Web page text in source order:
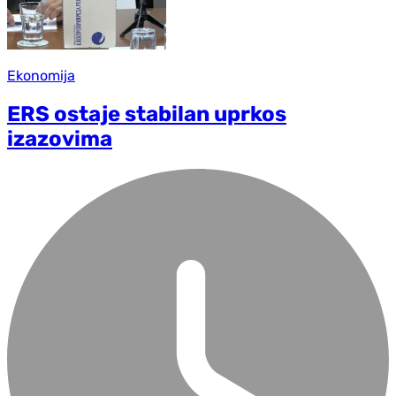
Ekonomija
ERS ostaje stabilan uprkos
izazovima